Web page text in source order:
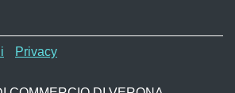
Privacy